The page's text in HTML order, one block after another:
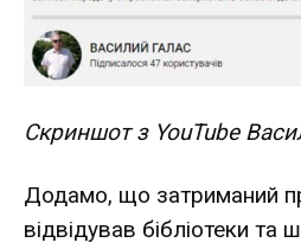
Скриншот з YouTube
Додамо, що затриманий
відвідував бібліотеки